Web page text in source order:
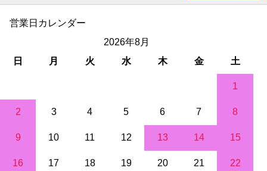
営業日カレンダー
2026年8月
日
月 火 水 木 金 土
1
2 3 4 5 6 7 8
9 10 11 12 13 14 15
16 17 18 19 20 21 22